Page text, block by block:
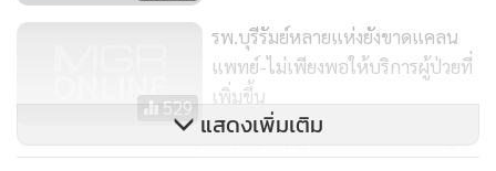
529
รพ.บุรีรัมย์หลายแห่งยังขาดแคลน
แพทย์-ไม่เพียงพอให้บริการผู้ป่วยที่
เพิ่มขึ้น
เครือข่ายผู้เสียหายทางการแพทย์
แสดงเพิ่มเติม